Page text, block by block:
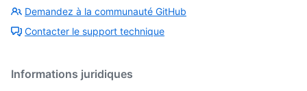
Demandez à la communauté GitHub
Contacter le support technique
Informations juridiques